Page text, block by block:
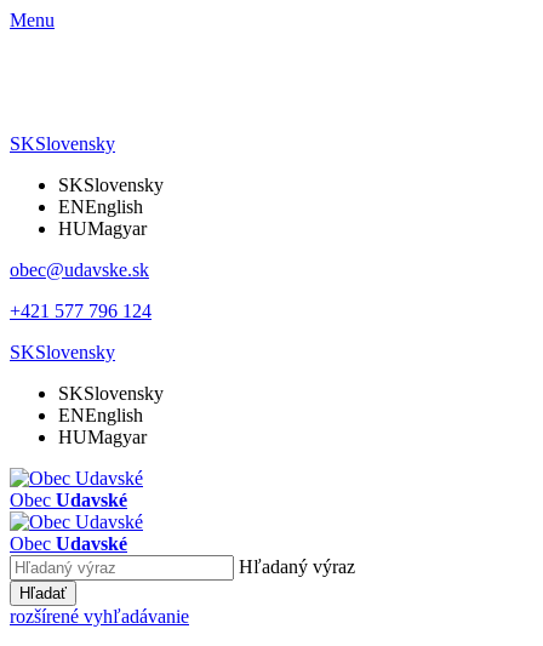
Menu
SKSlovensky
SKSlovensky
ENEnglish
HUMagyar
obec@udavske.sk
+421 577 796 124
SKSlovensky
SKSlovensky
ENEnglish
HUMagyar
Obec Udavské
Obec Udavské
Hľadaný výraz
Hľadať
rozšírené vyhľadávanie